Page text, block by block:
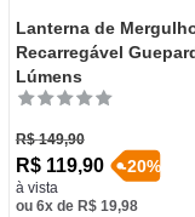
Lanterna de
Recarregável
Lúmens
R$ 149,90
R$ 119,90
à vista
-20%
ou 6x de R$ 19,98